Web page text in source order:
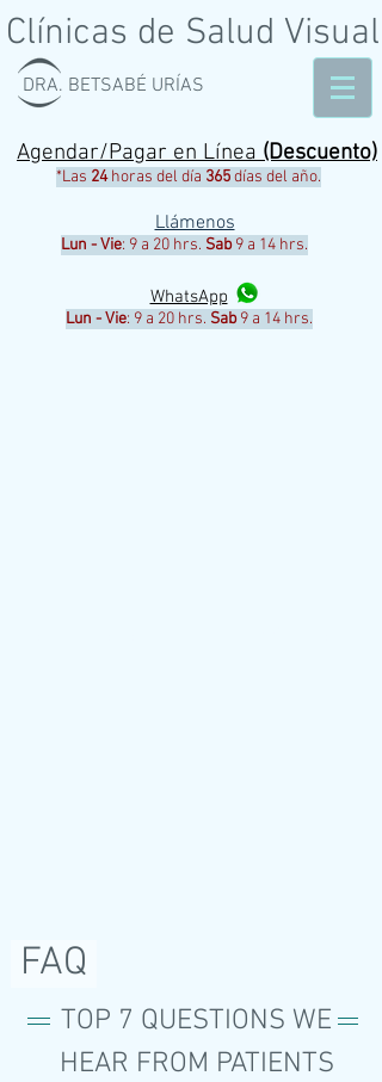
Clínicas de Salud Visual
DRA. BETSABÉ URÍAS
Agendar/Pagar en Línea(Descuento)
*Las 24horas del día 365días del año.
Llámenos
Lun - Vie: 9 a 20 hrs. Sab9 a 14 hrs.
WhatsApp
Lun - Vie: 9 a 20 hrs. Sab9 a 14 hrs.
FAQ
TOP 7 QUESTIONS WE
HEAR FROM PATIENTS